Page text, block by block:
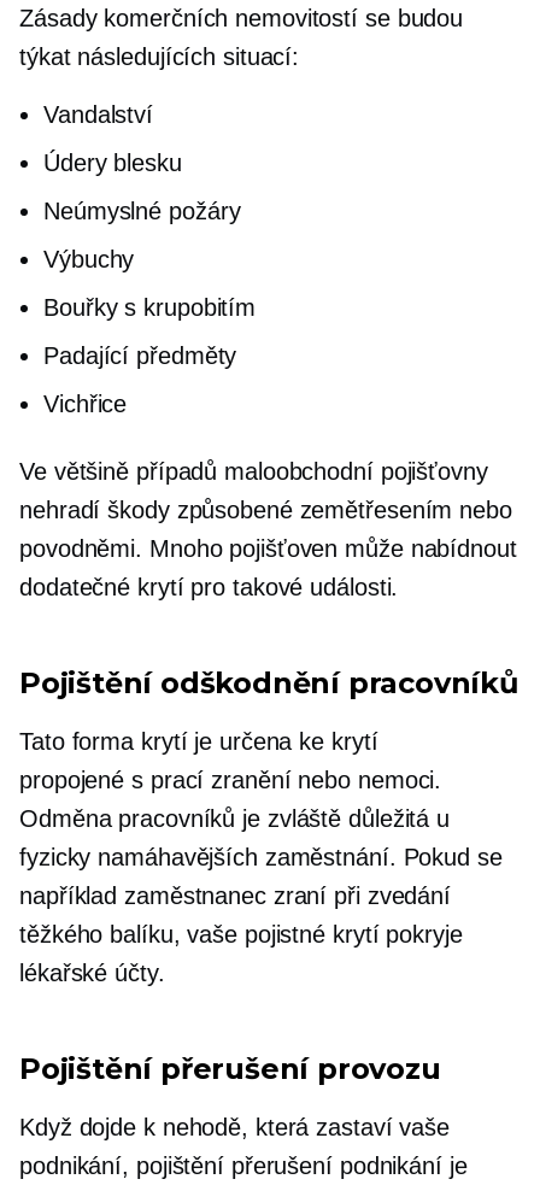
Zásady komerčních nemovitostí se budou
týkat následujících situací:
Vandalství
Údery blesku
Neúmyslné požáry
Výbuchy
Bouřky s krupobitím
Padající předměty
Vichřice
Ve většině případů maloobchodní pojišťovny
nehradí škody způsobené zemětřesením nebo
povodněmi. Mnoho pojišťoven může nabídnout
dodatečné krytí pro takové události.
Pojištění odškodnění pracovníků
Tato forma krytí je určena ke krytí
propojené s prací zranění nebo nemoci.
Odměna pracovníků je zvláště důležitá u
fyzicky namáhavějších zaměstnání. Pokud se
například zaměstnanec zraní při zvedání
těžkého balíku, vaše pojistné krytí pokryje
lékařské účty.
Pojištění přerušení provozu
Když dojde k nehodě, která zastaví vaše
podnikání, pojištění přerušení podnikání je